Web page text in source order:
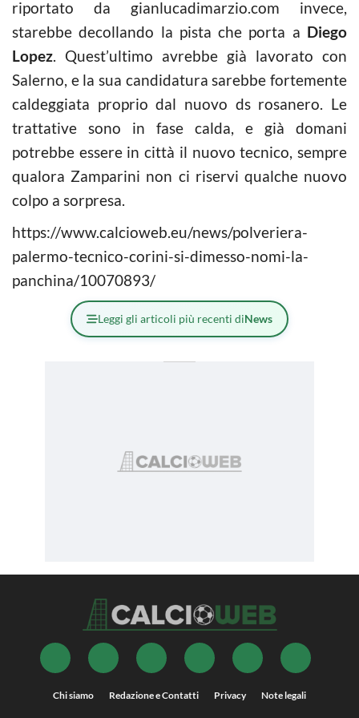
riportato da gianlucadimarzio.com invece,
starebbe decollando la pista che porta a Diego
Lopez. Quest’ultimo avrebbe già lavorato con
Salerno, e la sua candidatura sarebbe fortemente
caldeggiata proprio dal nuovo ds rosanero. Le
trattative sono in fase calda, e già domani
potrebbe essere in città il nuovo tecnico, sempre
qualora Zamparini non ci riservi qualche nuovo
colpo a sorpresa.
https://www.calcioweb.eu/news/polveriera-
palermo-tecnico-corini-si-dimesso-nomi-la-
panchina/10070893/
Leggi gli articoli più recenti diNews
Chi siamo Redazione e Contatti Privacy Note legali